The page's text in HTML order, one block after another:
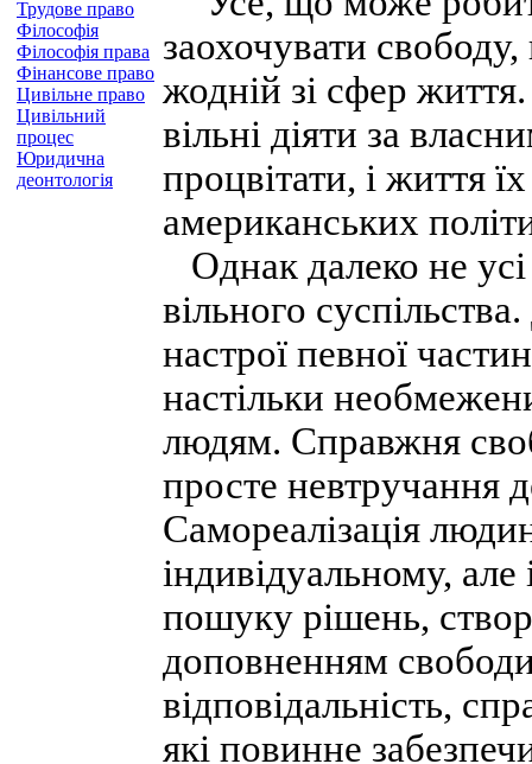
Трудове право
Філософія
Філософія права
Фінансове право
Цивільне право
Цивільний
процес
Юридична
деонтологія
заохочувати
жодній зі сфер
вільні діяти за
процвітати, і життя
американських
Однак далеко не
вільного
настрої певної
настільки
людям. Справжня
просте невтручання
Самореалізація
індивідуальному,
пошуку рішень,
доповненням
відповідальність,
які повинне